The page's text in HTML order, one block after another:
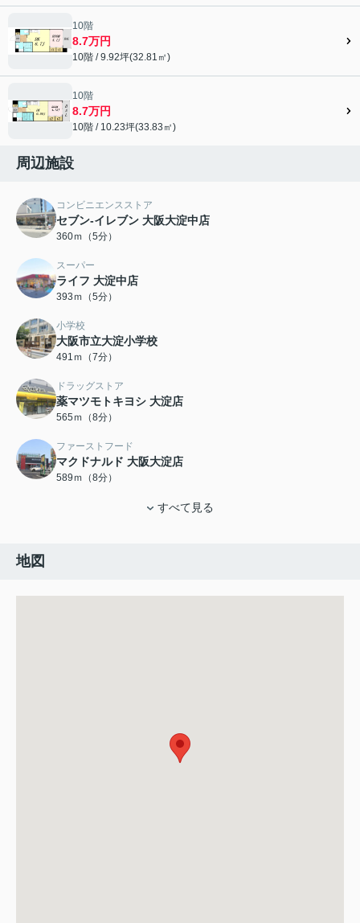
10階
8.7万円
10階 / 9.92坪(32.81㎡)
10階
8.7万円
10階 / 10.23坪(33.83㎡)
周辺施設
コンビニエンスストア
セブン-イレブン 大阪大淀中店
360ｍ（5分）
スーパー
ライフ 大淀中店
393ｍ（5分）
小学校
大阪市立大淀小学校
491ｍ（7分）
ドラッグストア
薬マツモトキヨシ 大淀店
565ｍ（8分）
ファーストフード
マクドナルド 大阪大淀店
589ｍ（8分）
すべて見る
地図